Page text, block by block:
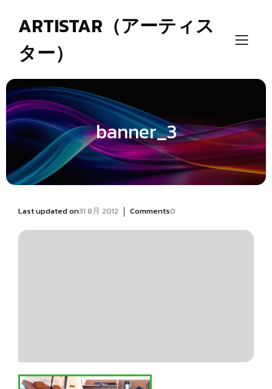
ARTISTAR（アーティス
ター）
banner_3
Last updated on31 8月 2012 | Comments0